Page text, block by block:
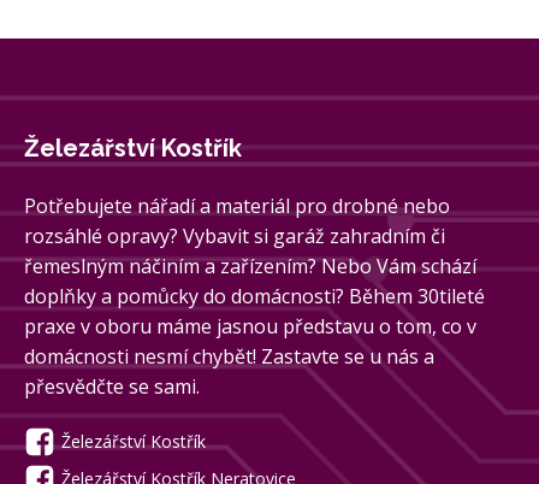
Železářství Kostřík
Potřebujete nářadí a materiál pro drobné nebo
rozsáhlé opravy? Vybavit si garáž zahradním či
řemeslným náčiním a zařízením? Nebo Vám schází
doplňky a pomůcky do domácnosti? Během 30tileté
praxe v oboru máme jasnou představu o tom, co v
domácnosti nesmí chybět! Zastavte se u nás a
přesvědčte se sami.
Železářství Kostřík
Železářství Kostřík Neratovice